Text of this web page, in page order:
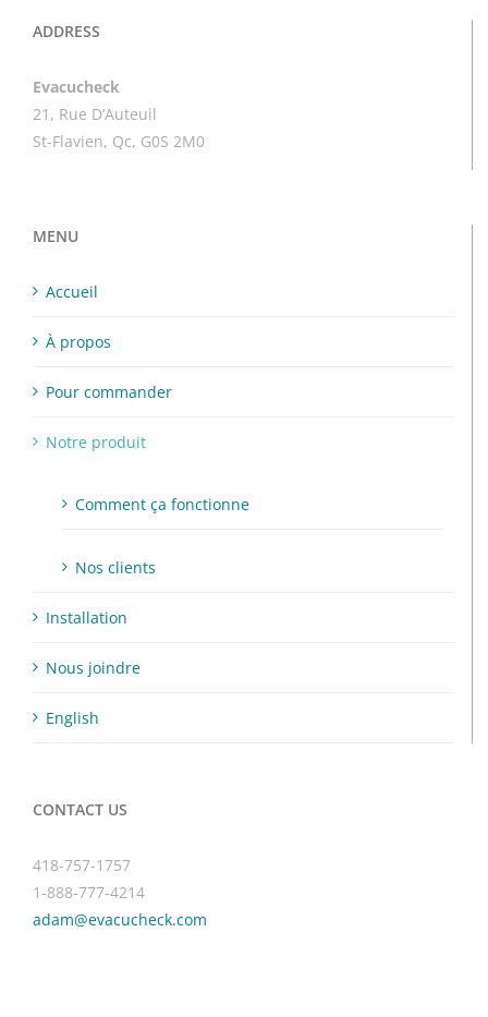
ADDRESS
Evacucheck
21, Rue D’Auteuil
St-Flavien, Qc, G0S 2M0
MENU
Accueil
À propos
Pour commander
Notre produit
Comment ça fonctionne
Nos clients
Installation
Nous joindre
English
CONTACT US
418-757-1757
1-888-777-4214
adam@evacucheck.com